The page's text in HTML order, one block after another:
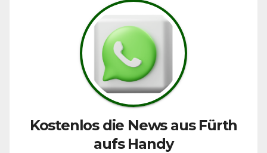
Kostenlos die News aus Fürth
aufs Handy